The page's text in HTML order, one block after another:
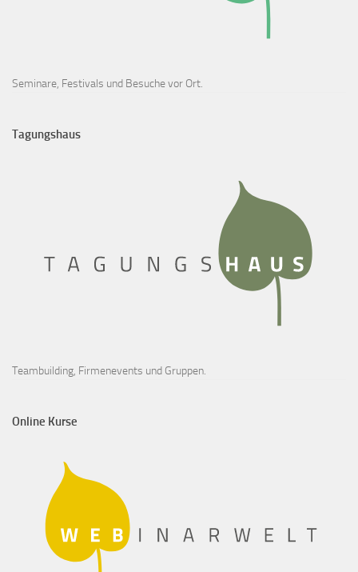
Seminare, Festivals und Besuche vor Ort.
Tagungshaus
Teambuilding, Firmenevents und Gruppen.
Online Kurse